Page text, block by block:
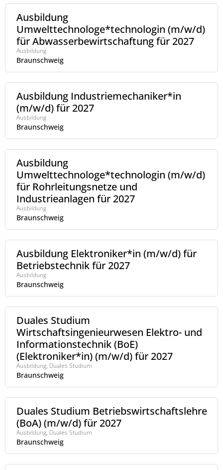
Ausbildung
Umwelttechnologe*technologin (m/w/d)
für Abwasserbewirtschaftung für 2027
Ausbildung
Braunschweig
Ausbildung Industriemechaniker*in
(m/w/d) für 2027
Ausbildung
Braunschweig
Ausbildung
Umwelttechnologe*technologin (m/w/d)
für Rohrleitungsnetze und
Industrieanlagen für 2027
Ausbildung
Braunschweig
Ausbildung Elektroniker*in (m/w/d) für
Betriebstechnik für 2027
Ausbildung
Braunschweig
Duales Studium
Wirtschaftsingenieurwesen Elektro- und
Informationstechnik (BoE)
(Elektroniker*in) (m/w/d) für 2027
Ausbildung, Duales Studium
Braunschweig
Duales Studium Betriebswirtschaftslehre
(BoA) (m/w/d) für 2027
Ausbildung, Duales Studium
Braunschweig